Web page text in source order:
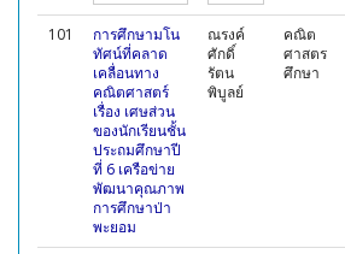
101
การศึกษามโน
ทัศน์ที่คลาด
เคลื่อนทาง
คณิตศาสตร์
เรื่อง เศษส่วน
ของนักเรียนชั้น
ประถมศึกษาปี
ที่ 6 เครือข่าย
พัฒนาคุณภาพ
การศึกษาป่า
พะยอม
ณรงค์
ศักดิ์
รัตน
พิบูลย์
คณิต
ศาสตร
ศึกษา